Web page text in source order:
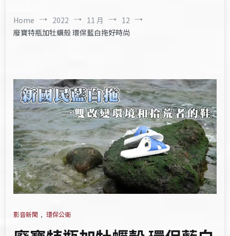
Home 2022 11 月
12
廢寶特瓶加牡蠣殼 環保藍白拖好時尚
影音新聞 , 環保公衛